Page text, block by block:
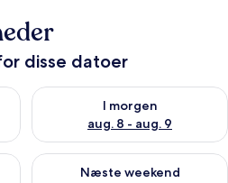
disse datoer
aug. 7 - aug. 8
I morgen
aug. 8 - aug. 9
Tjek tilgængelighed for i
weekend aug. 7 - aug. 9
Næste weekend
Tjek tilgængelighed for næste